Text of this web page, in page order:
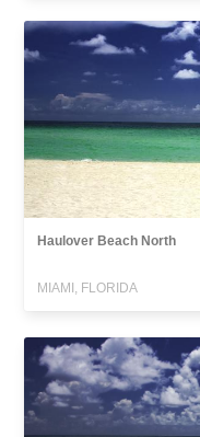
Haulover Beach North
MIAMI, FLORIDA